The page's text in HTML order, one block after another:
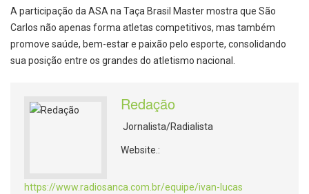
A participação da ASA na Taça Brasil Master mostra que São
Carlos não apenas forma atletas competitivos, mas também
promove saúde, bem-estar e paixão pelo esporte, consolidando
sua posição entre os grandes do atletismo nacional.
Redação
Jornalista/Radialista
Website.:
https://www.radiosanca.com.br/equipe/ivan-lucas